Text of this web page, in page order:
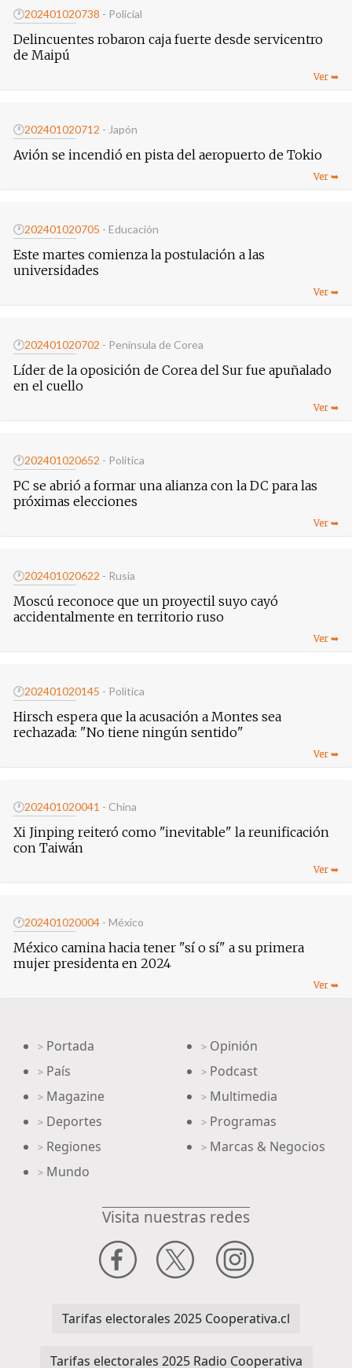
🕐202401020738 - Policial
Delincuentes robaron caja fuerte desde servicentro
de Maipú
🕐202401020712 - Japón
Avión se incendió en pista del aeropuerto de Tokio
🕐202401020705 - Educación
Este martes comienza la postulación a las
universidades
🕐202401020702 - Península de Corea
Líder de la oposición de Corea del Sur fue apuñalado
en el cuello
🕐202401020652 - Política
PC se abrió a formar una alianza con la DC para las
próximas elecciones
🕐202401020622 - Rusia
Moscú reconoce que un proyectil suyo cayó
accidentalmente en territorio ruso
🕐202401020145 - Política
Hirsch espera que la acusación a Montes sea
rechazada: "No tiene ningún sentido"
🕐202401020041 - China
Xi Jinping reiteró como "inevitable" la reunificación
con Taiwán
🕐202401020004 - México
México camina hacia tener "sí o sí" a su primera
mujer presidenta en 2024
> Portada
> País
> Magazine
> Deportes
> Regiones
> Mundo
> Opinión
> Podcast
> Multimedia
> Programas
> Marcas & Negocios
Visita nuestras redes
Tarifas electorales 2025 Cooperativa.cl
Tarifas electorales 2025 Radio Cooperativa